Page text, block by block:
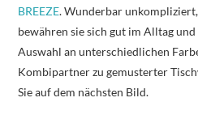
BREEZE. Wunderbar
bewähren sie sich gut im Alltag
Auswahl an unterschiedlichen
Kombipartner zu gemusterter
Sie auf dem nächsten Bild.